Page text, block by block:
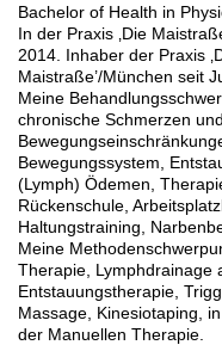
Bachelor of Health in
In der Praxis ‚Die
2014. Inhaber der Praxis
Maistraße’/München seit
Meine
chronische Schmerzen und
Bewegungssystem,
(Lymph) Ödemen,
Rückenschule,
Haltungstraining,
Meine
Therapie, Lymphdrainage
Entstauungstherapie,
Massage, Kinesiotaping,
der Manuellen Therapie.